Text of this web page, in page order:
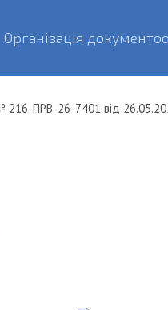
Організація
216-ПРВ-26-7401 від